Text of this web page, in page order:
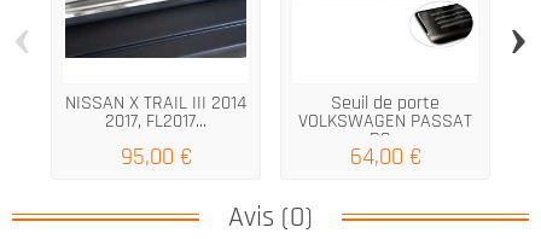
NISSAN X TRAIL III 2014
2017, FL2017...
95,00 €
Seuil de porte
VOLKSWAGEN PASSAT
B8...
64,00 €
‹ ›
Avis (0)